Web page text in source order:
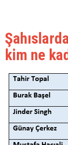
kim ne